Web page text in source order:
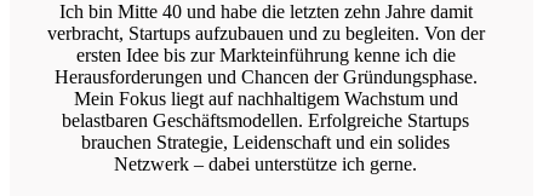
Ich bin Mitte 40 und habe die letzten zehn Jahre damit
verbracht, Startups aufzubauen und zu begleiten. Von der
ersten Idee bis zur Markteinführung kenne ich die
Herausforderungen und Chancen der Gründungsphase.
Mein Fokus liegt auf nachhaltigem Wachstum und
belastbaren Geschäftsmodellen. Erfolgreiche Startups
brauchen Strategie, Leidenschaft und ein solides
Netzwerk – dabei unterstütze ich gerne.